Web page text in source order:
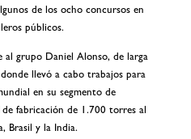
de los ocho concursos en
públicos.
al grupo Daniel Alonso, de larga
llevó a cabo trabajos para
en su segmento de
fabricación de 1.700 torres al
Brasil y la India.